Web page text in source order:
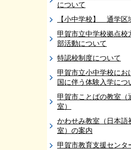
について
【小中学校】 通学区
甲賀市立中学校拠点校
部活動について
特認校制度について
甲賀市立小中学校にお
国に伴う体験入学につ
甲賀市ことばの教室（
室）
かわせみ教室（日本語
室）の案内
甲賀市教育支援センタ